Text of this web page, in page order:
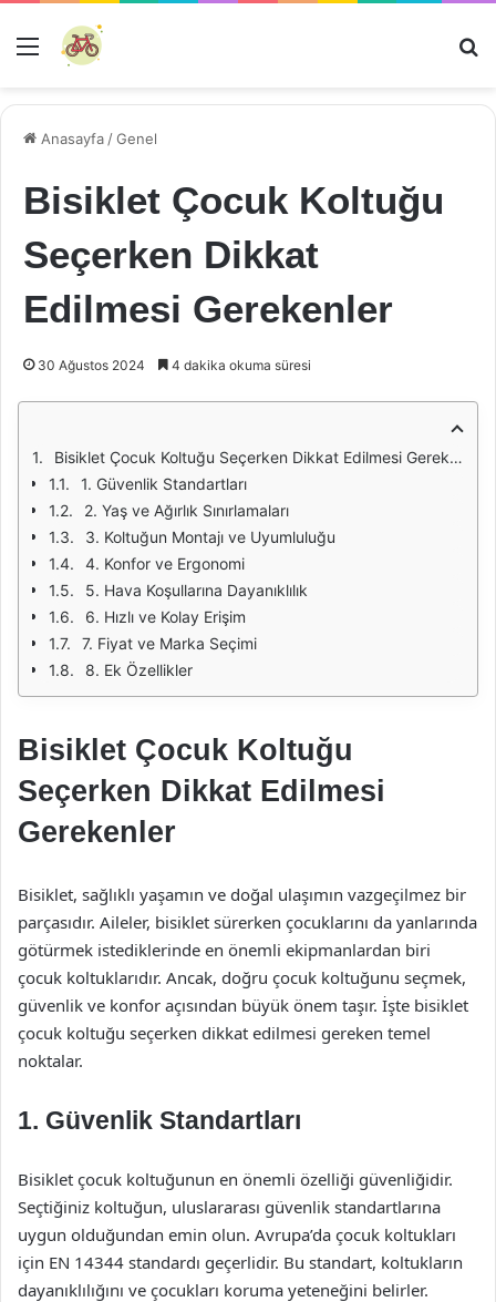
Menü
Anasayfa /Genel
Bisiklet Çocuk Koltuğu
Seçerken Dikkat
Edilmesi Gerekenler
30 Ağustos 2024 4 dakika okuma süresi
Bisiklet Çocuk Koltuğu Seçerken Dikkat Edilmesi Gerekenler
1. Güvenlik Standartları
2. Yaş ve Ağırlık Sınırlamaları
3. Koltuğun Montajı ve Uyumluluğu
4. Konfor ve Ergonomi
5. Hava Koşullarına Dayanıklılık
6. Hızlı ve Kolay Erişim
7. Fiyat ve Marka Seçimi
8. Ek Özellikler
Bisiklet Çocuk Koltuğu
Seçerken Dikkat Edilmesi
Gerekenler
Bisiklet, sağlıklı yaşamın ve doğal ulaşımın vazgeçilmez bir
parçasıdır. Aileler, bisiklet sürerken çocuklarını da yanlarında
götürmek istediklerinde en önemli ekipmanlardan biri
çocuk koltuklarıdır. Ancak, doğru çocuk koltuğunu seçmek,
güvenlik ve konfor açısından büyük önem taşır. İşte bisiklet
çocuk koltuğu seçerken dikkat edilmesi gereken temel
noktalar.
1. Güvenlik Standartları
Bisiklet çocuk koltuğunun en önemli özelliği güvenliğidir.
Seçtiğiniz koltuğun, uluslararası güvenlik standartlarına
uygun olduğundan emin olun. Avrupa’da çocuk koltukları
için EN 14344 standardı geçerlidir. Bu standart, koltukların
dayanıklılığını ve çocukları koruma yeteneğini belirler.